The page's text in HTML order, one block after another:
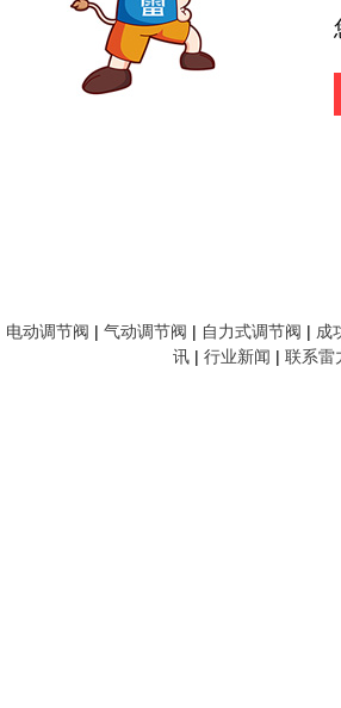
电动调节阀 | 气动调节阀 | 自力式调节阀 | 成
讯 | 行业新闻 | 联系雷